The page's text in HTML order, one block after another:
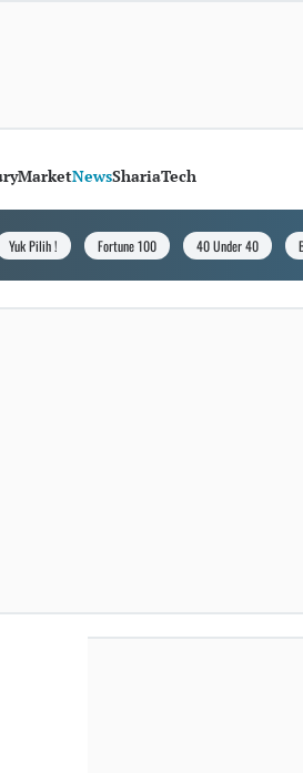
MarketNewsShariaTech
Yuk Pilih ! Fortune 100 40 Under 40